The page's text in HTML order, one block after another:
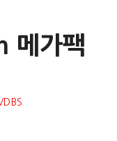
메가팩